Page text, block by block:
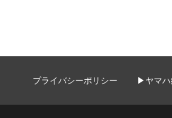
プライバシーポリシー ▶ヤマハ